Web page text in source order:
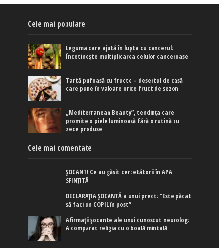
Cele mai populare
Leguma care ajută în lupta cu cancerul:
Încetinește multiplicarea celulor canceroase
Tartă pufoasă cu fructe – desertul de casă
care pune în valoare orice fruct de sezon
„Mediterranean Beauty”, tendința care
promite o piele luminoasă fără o rutină cu
zece produse
Cele mai comentate
ȘOCANT! Ce au găsit cercetătorii în APA
SFINȚITĂ
DECLARAȚIA ȘOCANTĂ a unui preot: ”Este păcat
să faci un COPIL în post”
Afirmaţii şocante ale unui cunoscut neurolog:
A comparat religia cu o boală mintală